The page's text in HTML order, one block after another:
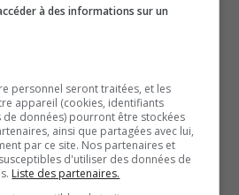
pourraient être en cause dans
spécialisé en collision qui a
Blais, 48 ans, a fait une
tout-terrain, près du
le quartier Rollet, à Rouyn-
de la Sûreté du Québec ont
à des informations sur un
personnel seront traitées, et les
appareil (cookies, identifiants
de données) pourront être stockées
ainsi que partagées avec lui,
par ce site. Nos partenaires et
d'utiliser des données de
Liste des partenaires.